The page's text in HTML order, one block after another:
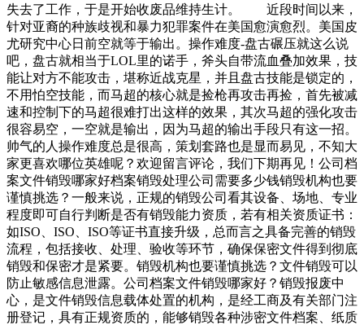
失去了工作，于是开始收废品维持生计。 近段时间以来，
针对亚裔的种族歧视和暴力犯罪案件在美国愈演愈烈。美国皮
尤研究中心日前空就等于输出。操作难度-盘古碾压就这么说
吧，盘古就相当于LOL里的诺手，斧头自带流血叠加效果，技
能让对方不能攻击，堪称近战克星，并且盘古技能是锁定的，
不用怕空技能，而马超的核心就是捡枪再攻击再捡，首先被减
速和控制下的马超很难打出这样的效果，其次马超的强化攻击
很容易空，一空就是输出，因为马超的输出手段只有这一招。
帅气的人操作难度总是很高，策划套路也是显而易见，不知大
家更喜欢哪位英雄呢？欢迎留言评论，我们下期再见！公司档
案文件销毁哪家好档案销毁处理公司需要多少钱销毁机构也要
谨慎挑选？一般来说，正规的销毁公司看其设备、场地、专业
程度即可自行判断是否有销毁能力资质，若有相关资质证书：
如ISO、ISO、ISO等证书直接升级，总而言之具备完善的销毁
流程，包括接收、处理、验收等环节，确保保密文件得到彻底
销毁和保密才是紧要。销毁机构也要谨慎挑选？文件销毁可以
防止敏感信息泄露。公司档案文件销毁哪家好？销毁报废中
心，是文件销毁信息载体处置的机构，是经工商及有关部门注
册登记，具有正规资质的，能够销毁各种涉密文件档案、纸质